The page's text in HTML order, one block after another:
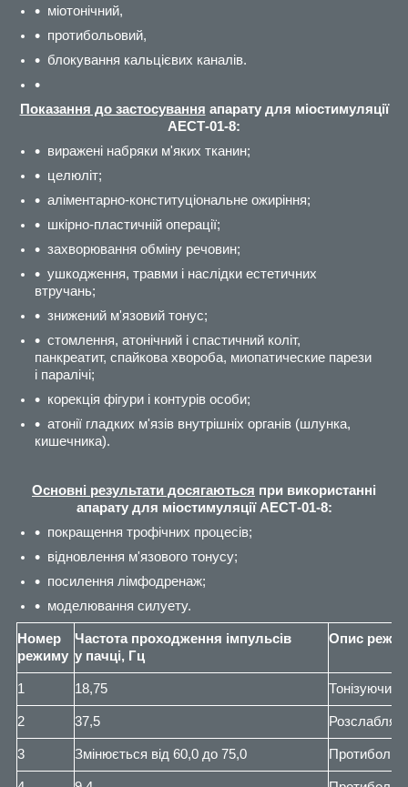
міотонічний,
протибольовий,
блокування кальцієвих каналів.
Показання до застосування апарату для міостимуляції
АЕСТ-01-8:
виражені набряки м'яких тканин;
целюліт;
аліментарно-конституціональне ожиріння;
шкірно-пластичній операції;
захворювання обміну речовин;
ушкодження, травми і наслідки естетичних
втручань;
знижений м'язовий тонус;
стомлення, атонічний і спастичний коліт,
панкреатит, спайкова хвороба, миопатические парези
і паралічі;
корекція фігури і контурів особи;
атонії гладких м'язів внутрішніх органів (шлунка,
кишечника).
Основні результати досягаються при використанні
апарату для міостимуляції АЕСТ-01-8:
покращення трофічних процесів;
відновлення м'язового тонусу;
посилення лімфодренаж;
моделювання силуету.
Номер
режиму
Частота проходження імпульсів
у пачці, Гц
Опис
1 18,75
2 37,5
3 Змінюється від 60,0 до 75,0